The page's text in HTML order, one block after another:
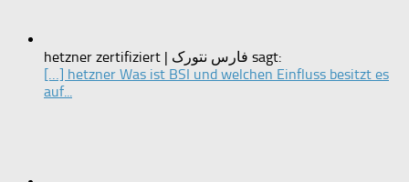
hetzner zertifiziert | فارس نتورک sagt:
[…] hetzner Was ist BSI und welchen Einfluss besitzt es
auf...